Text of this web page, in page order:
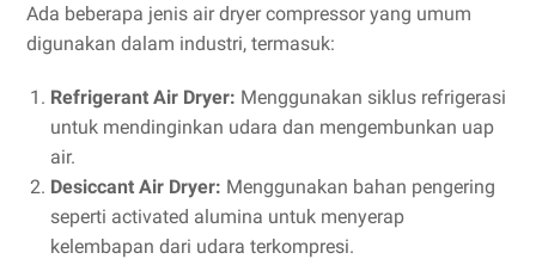
Ada beberapa jenis air dryer compressor yang umum
digunakan dalam industri, termasuk:
Refrigerant Air Dryer: Menggunakan siklus refrigerasi
untuk mendinginkan udara dan mengembunkan uap
air.
Desiccant Air Dryer: Menggunakan bahan pengering
seperti activated alumina untuk menyerap
kelembapan dari udara terkompresi.